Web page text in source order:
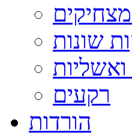
שונות
ואשליות
רקעים
הורדות